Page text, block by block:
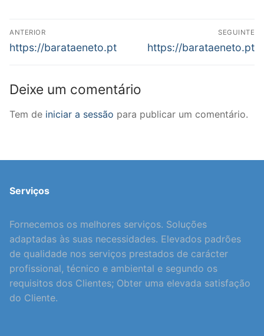
Navegação
de
ANTERIOR
Previous
https://barataeneto.pt
SEGUINTE
Next
https://barataeneto.pt
Deixe um comentário
Tem de iniciar a sessão para publicar um comentário.
Serviços
Fornecemos os melhores serviços. Soluções
adaptadas às suas necessidades. Elevados padrões
de qualidade nos serviços prestados de carácter
profissional, técnico e ambiental e segundo os
requisitos dos Clientes; Obter uma elevada satisfação
do Cliente.